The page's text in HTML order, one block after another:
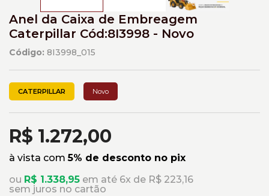
Anel da Caixa de Embreagem
Caterpillar Cód:8I3998 - Novo
Código: 8I3998_015
CATERPILLAR Novo
R$ 1.272,00
à vista com5% de desconto no pix
ou R$ 1.338,95 em até 6x de R$ 223,16
sem juros no cartão